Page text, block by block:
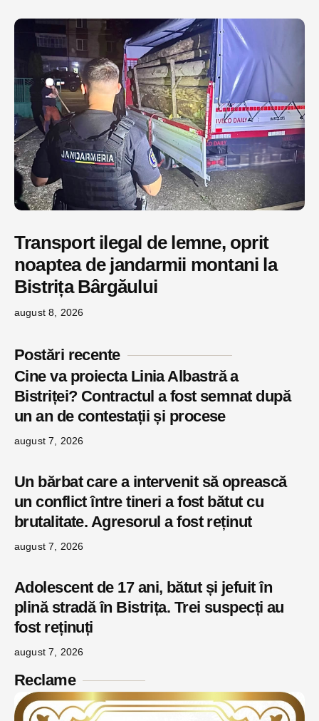
Transport ilegal de lemne, oprit
noaptea de jandarmii montani la
Bistrița Bârgăului
august 8, 2026
Postări recente
Cine va proiecta Linia Albastră a
Bistriței? Contractul a fost semnat după
un an de contestații și procese
august 7, 2026
Un bărbat care a intervenit să oprească
un conflict între tineri a fost bătut cu
brutalitate. Agresorul a fost reținut
august 7, 2026
Adolescent de 17 ani, bătut și jefuit în
plină stradă în Bistrița. Trei suspecți au
fost reținuți
august 7, 2026
Reclame